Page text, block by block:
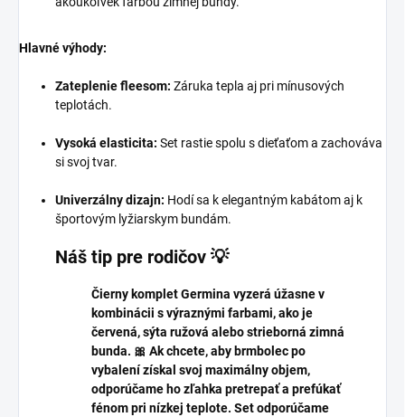
Hlavné výhody:
Zateplenie fleesom: Záruka tepla aj pri mínusových
teplotách.
Vysoká elasticita: Set rastie spolu s dieťaťom a zachováva
si svoj tvar.
Univerzálny dizajn: Hodí sa k elegantným kabátom aj k
športovým lyžiarskym bundám.
Náš tip pre rodičov 💡
Čierny komplet Germina vyzerá úžasne v
kombinácii s výraznými farbami, ako je
červená, sýta ružová alebo strieborná zimná
bunda. 🎀 Ak chcete, aby brmbolec po
vybalení získal svoj maximálny objem,
odporúčame ho zľahka pretrepať a prefúkať
fénom pri nízkej teplote. Set odporúčame